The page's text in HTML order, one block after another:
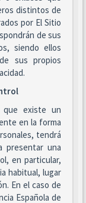
distintos de
por El Sitio
de sus
siendo ellos
sus propios
que existe un
en la forma
tendrá
presentar una
en particular,
habitual, lugar
En el caso de
Española de